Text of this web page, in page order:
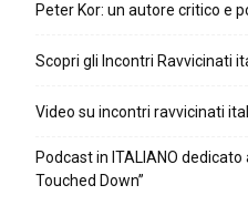
Peter Kor: un autore critico e
Scopri gli Incontri Ravvicinati
Video su incontri ravvicinati
Podcast in ITALIANO dedicato
Touched Down”